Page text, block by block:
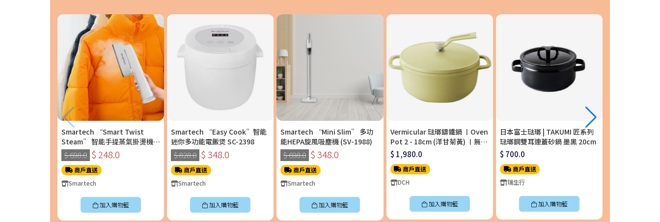
Smartech “Smart Twist
Steam” 智能手提蒸氣掛燙機
(SS-8108)
$ 698.0 $ 248.0
商戶直送
Smartech
加入購物籃
Smartech “Easy Cook”智能
迷你多功能電飯煲 SC-2398
$ 828.0 $ 348.0
商戶直送
Smartech
加入購物籃
Smartech “Mini Slim” 多功
能HEPA旋風吸塵機 (SV-1988)
$ 698.0 $ 348.0
商戶直送
Smartech
加入購物籃
Vermicular 琺瑯鑄鐵鍋 〡Oven
Pot 2 - 18cm (洋甘菊黃) 〡無水
料理鍋〡OP2R18S-YL
$ 1,980.0
商戶直送
DCH
加入購物籃
日本富士琺瑯 | TAKUMI 匠系列
琺瑯鋼雙耳連蓋砂鍋 墨黑 20cm
$ 700.0
商戶直送
瑞生行
加入購物籃